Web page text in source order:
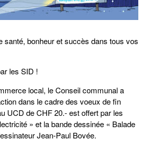
santé, bonheur et succès dans tous vos
les SID !
local, le Conseil communal a
dans le cadre des voeux de fin
UCD de CHF 20.- est offert par les
» et la bande dessinée « Balade
Jean-Paul Bovée.